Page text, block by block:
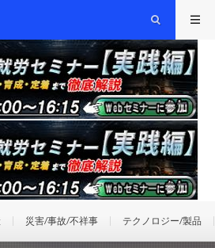
災害/事故/不祥事 テクノロジー/製品